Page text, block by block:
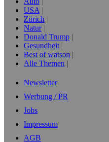
USA
Zürich
Natur
Donald Trump
Gesundheit
Best of watson
Alle Themen
Newsletter
Werbung / PR
Jobs
Impressum
AGB